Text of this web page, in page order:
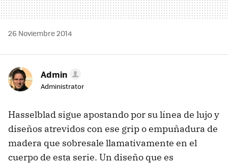
26 Noviembre 2014
Admin
Administrator
Hasselblad sigue apostando por su línea de lujo y
diseños atrevidos con ese grip o empuñadura de
madera que sobresale llamativamente en el
cuerpo de esta serie. Un diseño que es